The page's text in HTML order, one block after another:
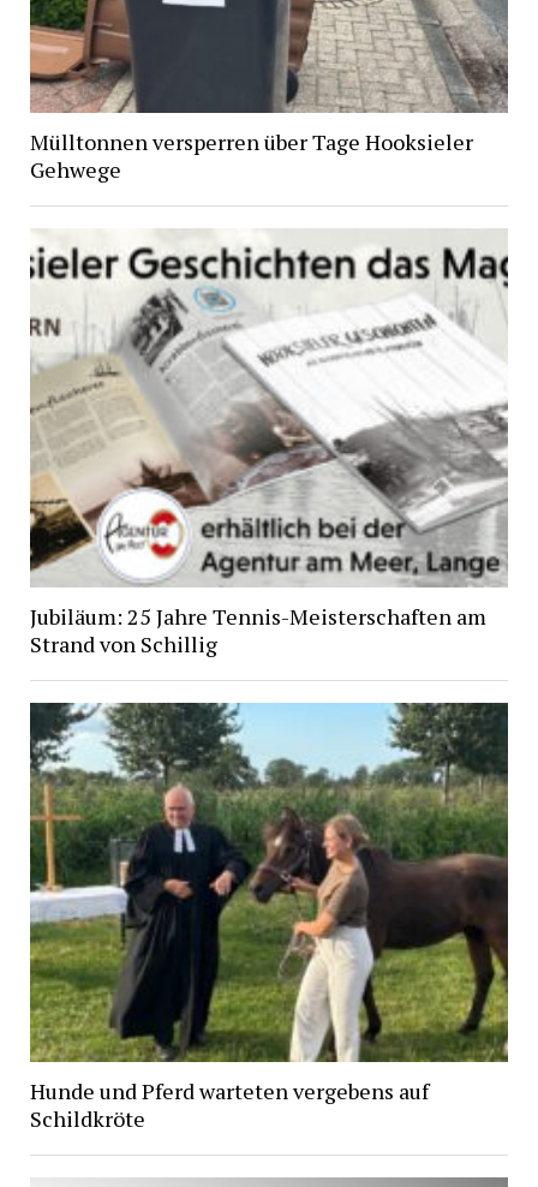
Mülltonnen versperren über Tage Hooksieler
Gehwege
Jubiläum: 25 Jahre Tennis-Meisterschaften am
Strand von Schillig
Hunde und Pferd warteten vergebens auf
Schildkröte